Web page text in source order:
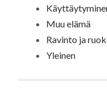
Muu elämä
Ravinto ja
Yleinen